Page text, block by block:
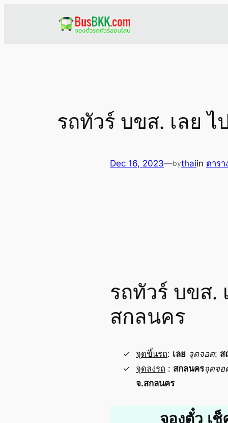
รถทัวร์ บขส. เลย
Dec 16, 2023—bythaiin ตารา
รถทัวร์ บขส.
สกลนคร
จุดขึ้นรถ: เลย จุดจอด: ส
จุดลงรถ : สกลนครจุดจอ
จ.สกลนคร